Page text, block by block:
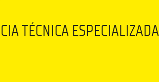
TÉCNICA ESPECIALIZADA